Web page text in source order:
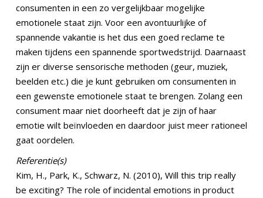
consumenten in een zo vergelijkbaar mogelijke
emotionele staat zijn. Voor een avontuurlijke of
spannende vakantie is het dus een goed reclame te
maken tijdens een spannende sportwedstrijd. Daarnaast
zijn er diverse sensorische methoden (geur, muziek,
beelden etc.) die je kunt gebruiken om consumenten in
een gewenste emotionele staat te brengen. Zolang een
consument maar niet doorheeft dat je zijn of haar
emotie wilt beïnvloeden en daardoor juist meer rationeel
gaat oordelen.
Referentie(s)
Kim, H., Park, K., Schwarz, N. (2010), Will this trip really
be exciting? The role of incidental emotions in product